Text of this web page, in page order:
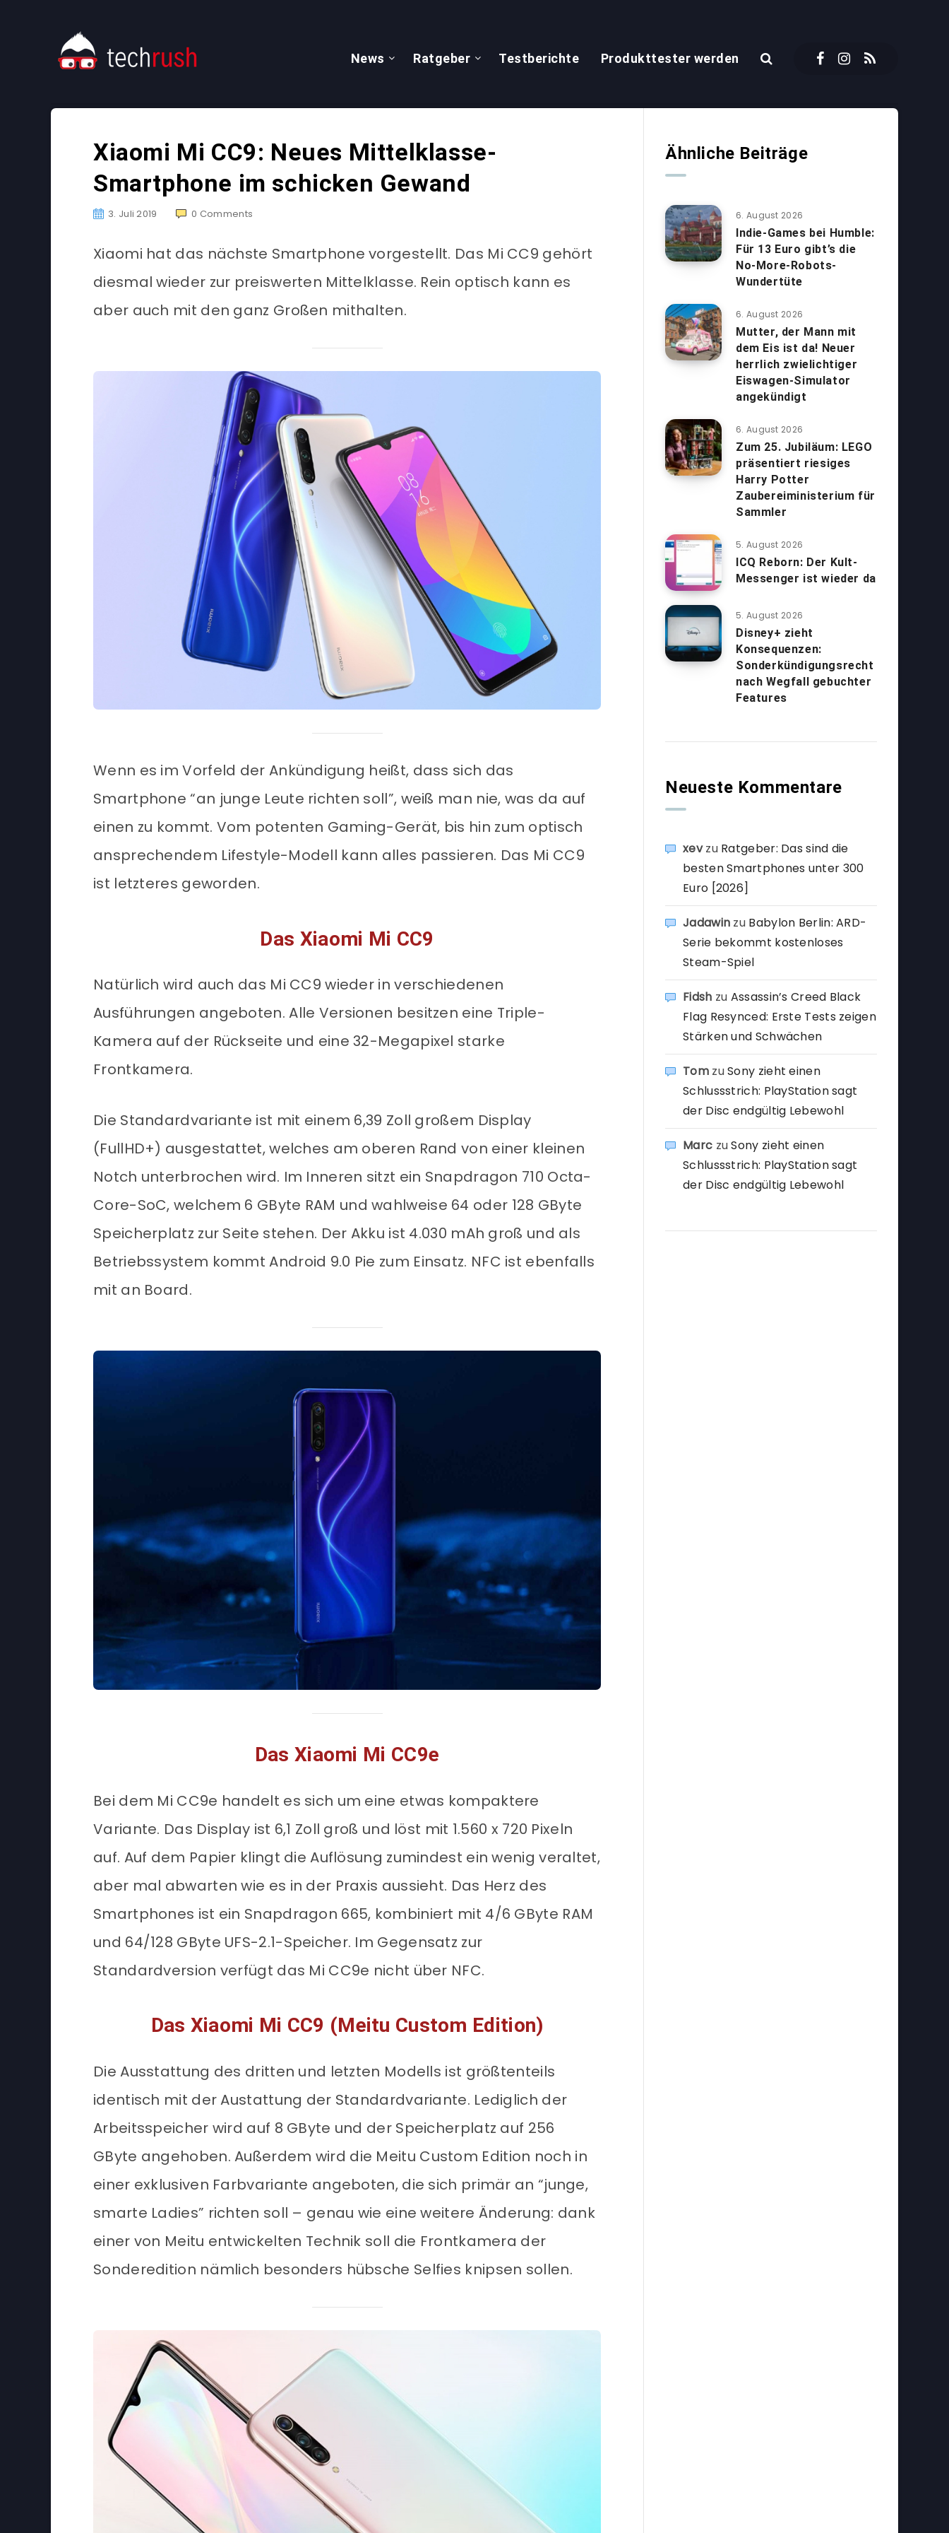
News Ratgeber Testberichte Produkttester werden
Xiaomi Mi CC9: Neues Mittelklasse-
Smartphone im schicken Gewand
3. Juli 2019 0 Comments
Xiaomi hat das nächste Smartphone vorgestellt. Das Mi CC9 gehört
diesmal wieder zur preiswerten Mittelklasse. Rein optisch kann es
aber auch mit den ganz Großen mithalten.
Wenn es im Vorfeld der Ankündigung heißt, dass sich das
Smartphone “an junge Leute richten soll”, weiß man nie, was da auf
einen zu kommt. Vom potenten Gaming-Gerät, bis hin zum optisch
ansprechendem Lifestyle-Modell kann alles passieren. Das Mi CC9
ist letzteres geworden.
Das Xiaomi Mi CC9
Natürlich wird auch das Mi CC9 wieder in verschiedenen
Ausführungen angeboten. Alle Versionen besitzen eine Triple-
Kamera auf der Rückseite und eine 32-Megapixel starke
Frontkamera.
Die Standardvariante ist mit einem 6,39 Zoll großem Display
(FullHD+) ausgestattet, welches am oberen Rand von einer kleinen
Notch unterbrochen wird. Im Inneren sitzt ein Snapdragon 710 Octa-
Core-SoC, welchem 6 GByte RAM und wahlweise 64 oder 128 GByte
Speicherplatz zur Seite stehen. Der Akku ist 4.030 mAh groß und als
Betriebssystem kommt Android 9.0 Pie zum Einsatz. NFC ist ebenfalls
mit an Board.
Das Xiaomi Mi CC9e
Bei dem Mi CC9e handelt es sich um eine etwas kompaktere
Variante. Das Display ist 6,1 Zoll groß und löst mit 1.560 x 720 Pixeln
auf. Auf dem Papier klingt die Auflösung zumindest ein wenig veraltet,
aber mal abwarten wie es in der Praxis aussieht. Das Herz des
Smartphones ist ein Snapdragon 665, kombiniert mit 4/6 GByte RAM
und 64/128 GByte UFS-2.1-Speicher. Im Gegensatz zur
Standardversion verfügt das Mi CC9e nicht über NFC.
Das Xiaomi Mi CC9 (Meitu Custom Edition)
Die Ausstattung des dritten und letzten Modells ist größtenteils
identisch mit der Austattung der Standardvariante. Lediglich der
Arbeitsspeicher wird auf 8 GByte und der Speicherplatz auf 256
GByte angehoben. Außerdem wird die Meitu Custom Edition noch in
einer exklusiven Farbvariante angeboten, die sich primär an “junge,
smarte Ladies” richten soll – genau wie eine weitere Änderung: dank
einer von Meitu entwickelten Technik soll die Frontkamera der
Sonderedition nämlich besonders hübsche Selfies knipsen sollen.
Ähnliche Beiträge
6. August 2026
Indie-Games bei Humble:
Für 13 Euro gibt’s die
No-More-Robots-
Wundertüte
6. August 2026
Mutter, der Mann mit
dem Eis ist da! Neuer
herrlich zwielichtiger
Eiswagen-Simulator
angekündigt
6. August 2026
Zum 25. Jubiläum: LEGO
präsentiert riesiges
Harry Potter
Zaubereiministerium für
Sammler
5. August 2026
ICQ Reborn: Der Kult-
Messenger ist wieder da
5. August 2026
Disney+ zieht
Konsequenzen:
Sonderkündigungsrecht
nach Wegfall gebuchter
Features
Neueste Kommentare
xevzu Ratgeber: Das sind die
besten Smartphones unter 300
Euro [2026]
Jadawin zu Babylon Berlin: ARD-
Serie bekommt kostenloses
Steam-Spiel
Fidsh zu Assassin’s Creed Black
Flag Resynced: Erste Tests zeigen
Stärken und Schwächen
TomzuSony zieht einen
Schlussstrich: PlayStation sagt
der Disc endgültig Lebewohl
Marc zuSony zieht einen
Schlussstrich: PlayStation sagt
der Disc endgültig Lebewohl